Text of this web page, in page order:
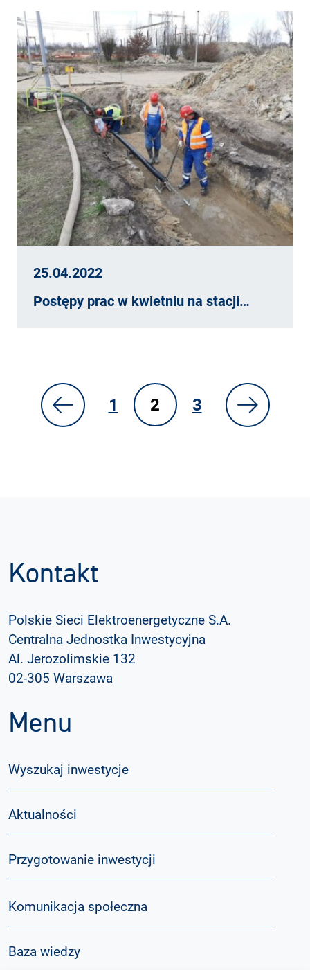
25.04.2022
Postępy prac w kwietniu na stacji…
1 2 3
Kontakt
Polskie Sieci Elektroenergetyczne S.A.
Centralna Jednostka Inwestycyjna
Al. Jerozolimskie 132
02-305 Warszawa
Menu
Wyszukaj inwestycje
Aktualności
Przygotowanie inwestycji
Komunikacja społeczna
Baza wiedzy